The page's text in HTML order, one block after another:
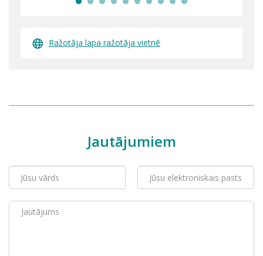
Ražotāja lapa ražotāja vietnē
Jautājumiem